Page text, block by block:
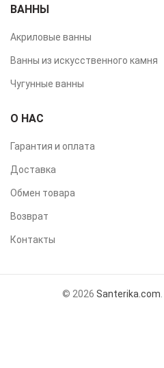
ВАННЫ
Акриловые ванны
Ванны из искусственного камня
Чугунные ванны
О НАС
Гарантия и оплата
Доставка
Обмен товара
Возврат
Контакты
© 2026 Santerika.com